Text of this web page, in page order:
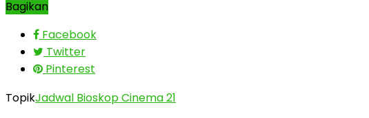
Bagikan
Facebook
Twitter
Pinterest
TopikJadwal Bioskop Cinema 21